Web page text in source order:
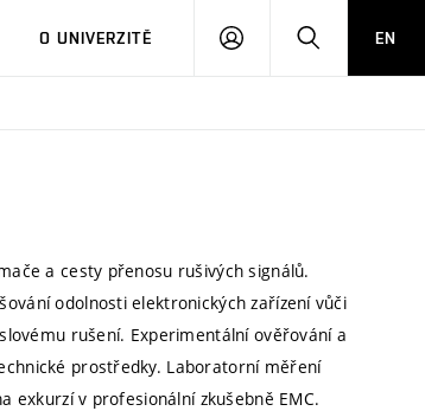
O UNIVERZITĚ
PŘIHLÁSIT HLEDATEN
a cesty přenosu rušivých signálů.
odolnosti elektronických zařízení vůči
rušení. Experimentální ověřování a
prostředky. Laboratorní měření
exkurzí v profesionální zkušebně EMC.